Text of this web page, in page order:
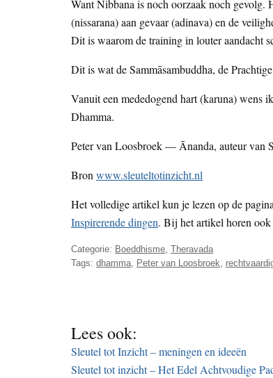
Want Nibbana is noch oorzaak noch gevolg.
(nissarana) aan gevaar (adinava) en de
Dit is waarom de training in louter aandacht
Dit is wat de Sammāsambuddha, de
Vanuit een mededogend hart (karuna) wens
Dhamma.
Peter van Loosbroek — Ānanda, auteur van
Bron www.sleuteltotinzicht.nl
Het volledige artikel kun je lezen op de pagina
Inspirerende dingen. Bij het artikel horen
Categorie: Boeddhisme, Theravada
Tags: dhamma, Peter van Loosbroek,
Lees ook:
Sleutel tot Inzicht – meningen en ideeën
Sleutel tot inzicht – Het Edel Achtvoudige